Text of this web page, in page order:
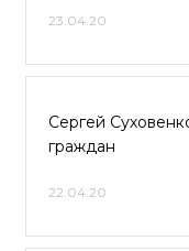
23.04.20
Сергей
граждан
22.04.20